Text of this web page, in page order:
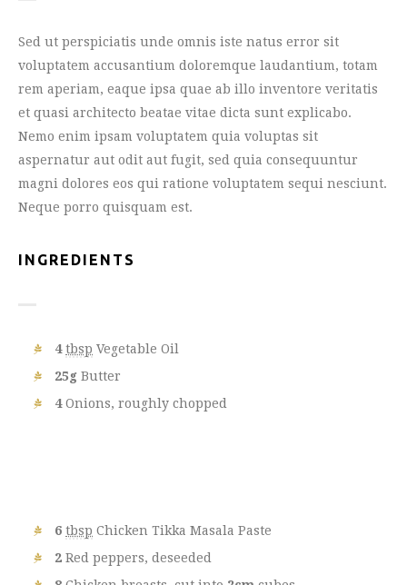
Sed ut perspiciatis unde omnis iste natus error sit
voluptatem accusantium doloremque laudantium, totam
rem aperiam, eaque ipsa quae ab illo inventore veritatis
et quasi architecto beatae vitae dicta sunt explicabo.
Nemo enim ipsam voluptatem quia voluptas sit
aspernatur aut odit aut fugit, sed quia consequuntur
magni dolores eos qui ratione voluptatem sequi nesciunt.
Neque porro quisquam est.
INGREDIENTS
4 tbsp Vegetable Oil
25g Butter
4Onions, roughly chopped
6 tbsp Chicken Tikka Masala Paste
2 Red peppers, deseeded